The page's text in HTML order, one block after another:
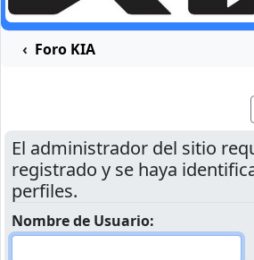
Foro KIA
El administrador del sitio
registrado y se haya
perfiles.
Nombre de Usuario: